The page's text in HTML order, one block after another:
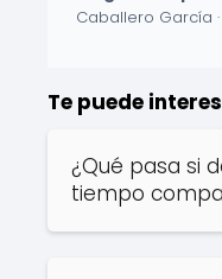
Caballero García
Te puede
¿Qué pasa si
tiempo